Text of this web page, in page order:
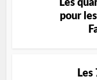
Les
pour